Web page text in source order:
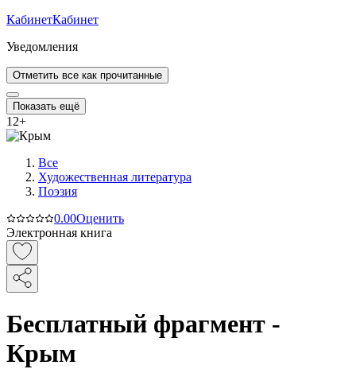
КабинетКабинет
Уведомления
Отметить все как прочитанные
Показать ещё
12+
Все
Художественная литература
Поэзия
0.00Оценить
Электронная книга
Бесплатный фрагмент -
Крым